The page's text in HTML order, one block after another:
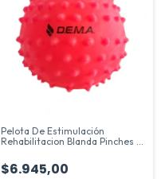
Pelota De Estimulación
Rehabilitacion Blanda Pinches 9
$6.945,00